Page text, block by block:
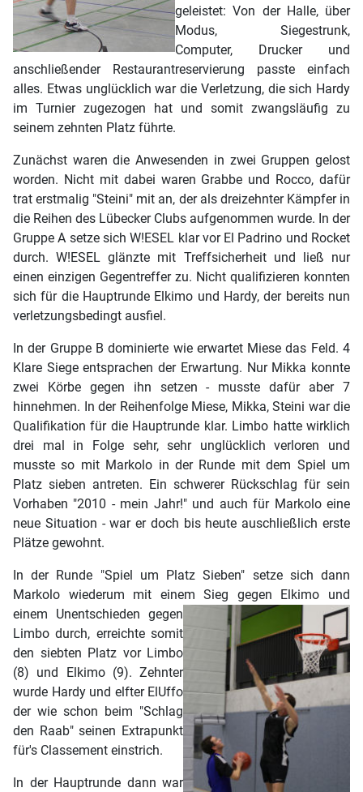
geleistet: Von der Halle, über
Modus, Siegestrunk,
Computer, Drucker und
anschließender Restaurantreservierung passte einfach
alles. Etwas unglücklich war die Verletzung, die sich Hardy
im Turnier zugezogen hat und somit zwangsläufig zu
seinem zehnten Platz führte.
Zunächst waren die Anwesenden in zwei Gruppen gelost
worden. Nicht mit dabei waren Grabbe und Rocco, dafür
trat erstmalig "Steini" mit an, der als dreizehnter Kämpfer in
die Reihen des Lübecker Clubs aufgenommen wurde. In der
Gruppe A setze sich W!ESEL klar vor El Padrino und Rocket
durch. W!ESEL glänzte mit Treffsicherheit und ließ nur
einen einzigen Gegentreffer zu. Nicht qualifizieren konnten
sich für die Hauptrunde Elkimo und Hardy, der bereits nun
verletzungsbedingt ausfiel.
In der Gruppe B dominierte wie erwartet Miese das Feld. 4
Klare Siege entsprachen der Erwartung. Nur Mikka konnte
zwei Körbe gegen ihn setzen - musste dafür aber 7
hinnehmen. In der Reihenfolge Miese, Mikka, Steini war die
Qualifikation für die Hauptrunde klar. Limbo hatte wirklich
drei mal in Folge sehr, sehr unglücklich verloren und
musste so mit Markolo in der Runde mit dem Spiel um
Platz sieben antreten. Ein schwerer Rückschlag für sein
Vorhaben "2010 - mein Jahr!" und auch für Markolo eine
neue Situation - war er doch bis heute auschließlich erste
Plätze gewohnt.
In der Runde "Spiel um Platz Sieben" setze sich dann
Markolo wiederum mit einem Sieg gegen Elkimo und
einem Unentschieden gegen
Limbo durch, erreichte somit
den siebten Platz vor Limbo
(8) und Elkimo (9). Zehnter
wurde Hardy und elfter ElUffo
der wie schon beim "Schlag
den Raab" seinen Extrapunkt
für's Classement einstrich.
In der Hauptrunde dann war